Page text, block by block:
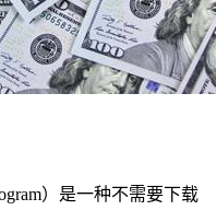
）是一种不需要下载